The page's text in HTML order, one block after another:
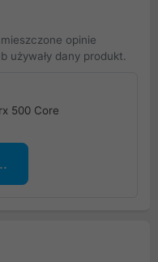
opinie
używały dany produkt.
500 Core